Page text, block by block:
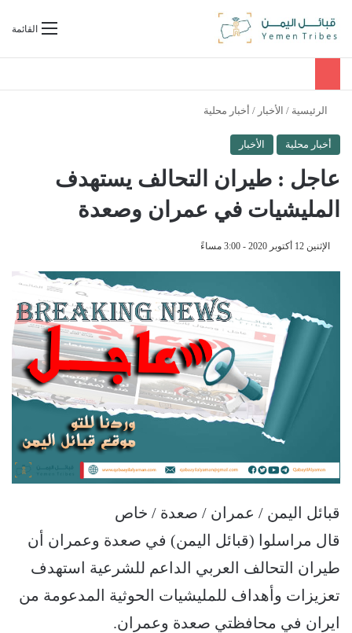
القائمةبحث عن
الرئيسية / الأخبار / أخبار محلية
أخبار محلية الأخبار
عاجل : طيران التحالف يستهدف
المليشيات في عمران وصعدة
الإثنين 12 أكتوبر 2020 - 3:00 مساءً
قبائل اليمن / عمران / صعدة / خاص
قال مراسلوا (قبائل اليمن) في صعدة وعمران أن
طيران التحالف العربي الداعم للشرعية استهدف
تعزيزات وأهداف للمليشيات الحوثية المدعومة من
ايران في محافظتي صعدة وعمران.